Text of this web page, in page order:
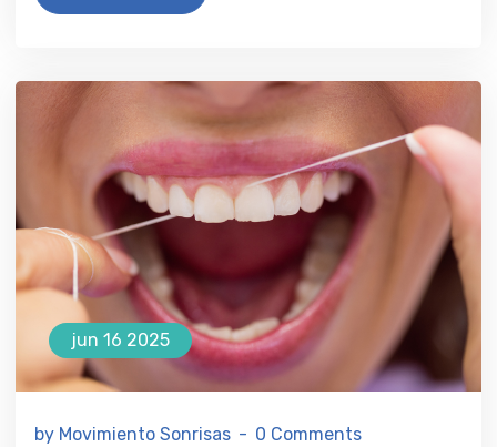
jun 16 2025
by Movimiento Sonrisas 0 Comments